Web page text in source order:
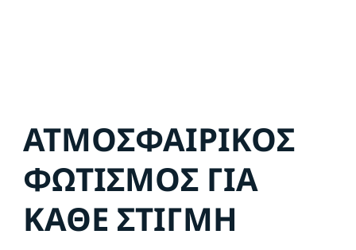
ΑΤΜΟΣΦΑΙΡΙΚΟΣ
ΦΩΤΙΣΜΟΣ ΓΙΑ
ΚΑΘΕ ΣΤΙΓΜΗ